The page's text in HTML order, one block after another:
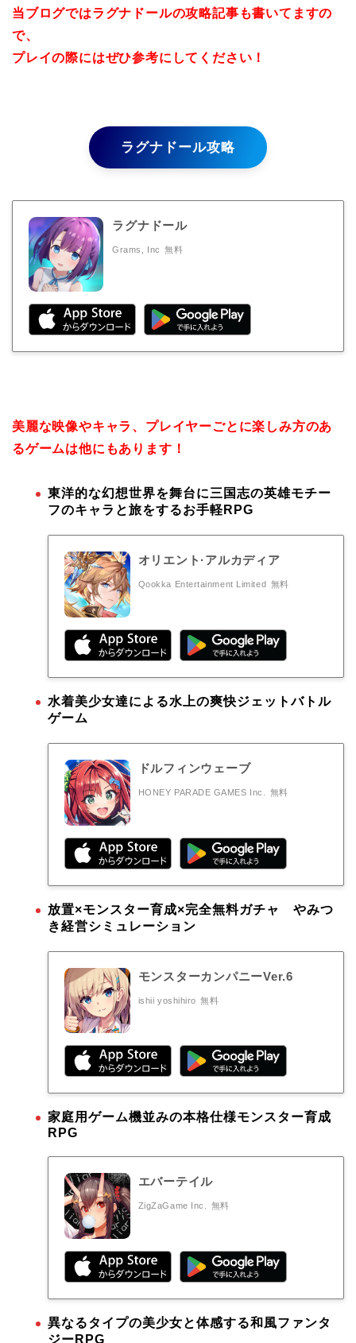
当ブログではラグナドールの攻略記事も書いてますの
で、
プレイの際にはぜひ参考にしてください！
ラグナドール攻略
ラグナドール
Grams, Inc 無料
美麗な映像やキャラ、プレイヤーごとに楽しみ方のあ
るゲームは他にもあります！
東洋的な幻想世界を舞台に三国志の英雄モチー
フのキャラと旅をするお手軽RPG
オリエント·アルカディア
Qookka Entertainment Limited 無料
水着美少女達による水上の爽快ジェットバトル
ゲーム
ドルフィンウェーブ
HONEY PARADE GAMES Inc. 無料
放置×モンスター育成×完全無料ガチャ やみつ
き経営シミュレーション
モンスターカンパニーVer.6
ishii yoshihiro 無料
家庭用ゲーム機並みの本格仕様モンスター育成
RPG
エバーテイル
ZigZaGame Inc. 無料
異なるタイプの美少女と体感する和風ファンタ
ジーRPG